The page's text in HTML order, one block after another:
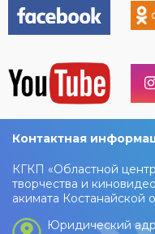
Контактная
КГКП «Областной
творчества и
акимата Костанайской
Юридический